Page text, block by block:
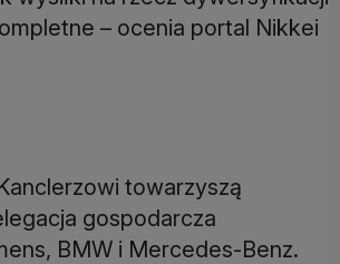
– ocenia portal Nikkei
towarzyszą
gospodarcza
BMW i Mercedes-Benz.